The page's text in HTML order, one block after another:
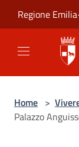
Regione
Home >
Palazzo